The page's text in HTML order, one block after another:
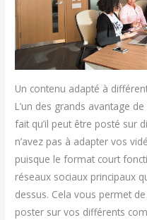
Un contenu adapté à
L’un des grands avantage
fait qu’il peut être posté sur
n’avez pas à adapter vos
puisque le format court
réseaux sociaux principaux
dessus. Cela vous permet
poster sur vos différents